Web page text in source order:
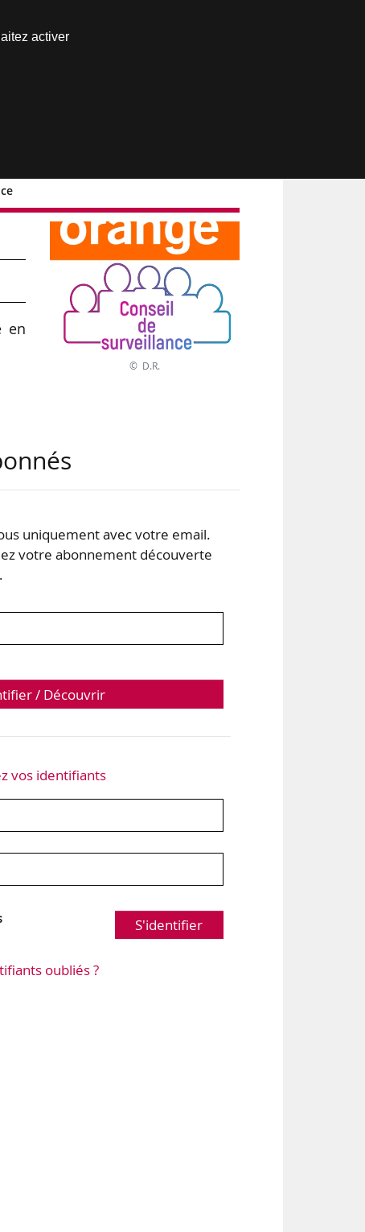
en
© D.R.
uniquement avec votre email.
votre abonnement découverte
/ Découvrir
vos identifiants
S'identifier
oubliés ?
activer